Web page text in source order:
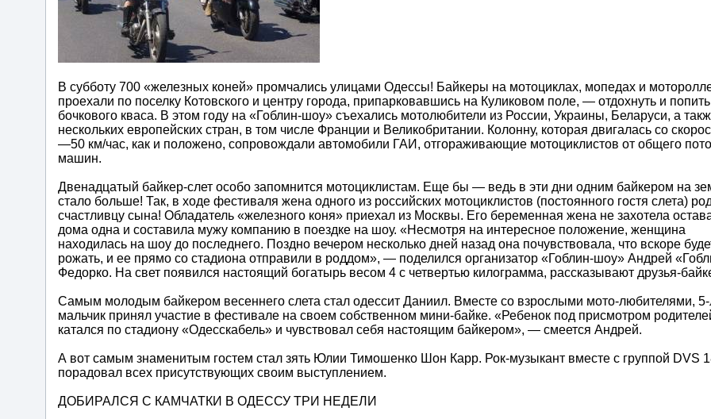
В субботу 700 «железных коней» промчались улицами Одессы! Байкеры на мотоциклах, мопедах и
проехали по поселку Котовского и центру города, припарковавшись на Куликовом поле, — отдохнуть и попить
бочкового кваса. В этом году на «Гоблин-шоу» съехались мотолюбители из России, Украины, Беларуси, а
нескольких европейских стран, в том числе Франции и Великобритании. Колонну, которая двигалась со
—50 км/час, как и положено, сопровождали автомобили ГАИ, отгораживающие мотоциклистов от общего
машин.
Двенадцатый байкер-слет особо запомнится мотоциклистам. Еще бы — ведь в эти дни одним байкером на
стало больше! Так, в ходе фестиваля жена одного из российских мотоциклистов (постоянного гостя слета)
счастливцу сына! Обладатель «железного коня» приехал из Москвы. Его беременная жена не захотела
дома одна и составила мужу компанию в поездке на шоу. «Несмотря на интересное положение, женщина
находилась на шоу до последнего. Поздно вечером несколько дней назад она почувствовала, что вскоре
рожать, и ее прямо со стадиона отправили в роддом», — поделился организатор «Гоблин-шоу» Андрей
Федорко. На свет появился настоящий богатырь весом 4 с четвертью килограмма, рассказывают друзья-
Самым молодым байкером весеннего слета стал одессит Даниил. Вместе со взрослыми мото-любителями, 5-
мальчик принял участие в фестивале на своем собственном мини-байке. «Ребенок под присмотром
катался по стадиону «Одесскабель» и чувствовал себя настоящим байкером», — смеется Андрей.
А вот самым знаменитым гостем стал зять Юлии Тимошенко Шон Карр. Рок-музыкант вместе с группой DVS
порадовал всех присутствующих своим выступлением.
ДОБИРАЛСЯ С КАМЧАТКИ В ОДЕССУ ТРИ НЕДЕЛИ